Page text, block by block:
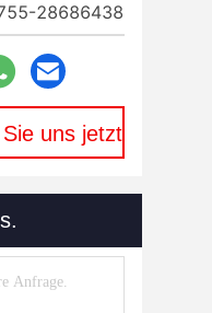
28686438
uns jetzt